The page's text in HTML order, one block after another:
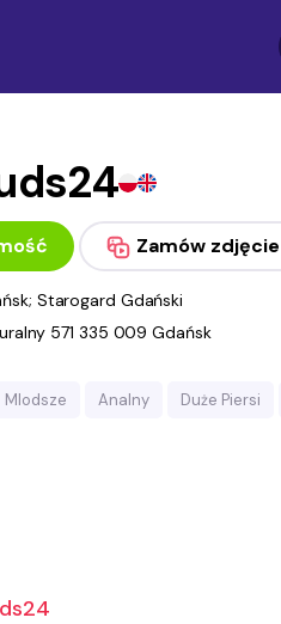
Zamów zdjęcie
Starogard Gdański
571 335 009 Gdańsk
Mlodsze Analny Duże Piersi